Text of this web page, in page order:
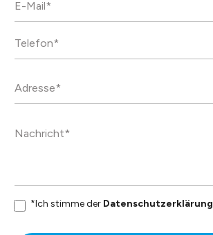
*Ich stimme der Datenschutzerklärung